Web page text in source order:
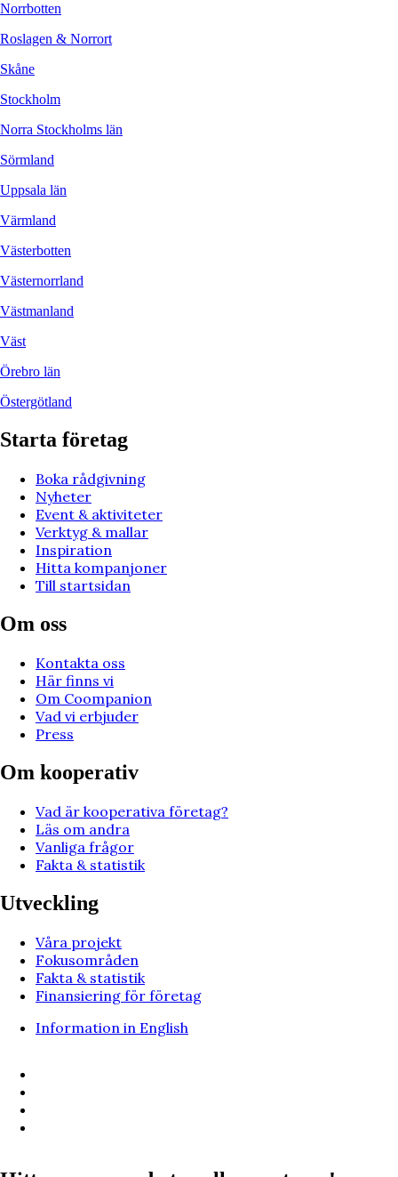
Norrbotten
Roslagen & Norrort
Skåne
Stockholm
Norra Stockholms län
Sörmland
Uppsala län
Värmland
Västerbotten
Västernorrland
Västmanland
Väst
Örebro län
Östergötland
Starta företag
Boka rådgivning
Nyheter
Event & aktiviteter
Verktyg & mallar
Inspiration
Hitta kompanjoner
Till startsidan
Om oss
Kontakta oss
Här finns vi
Om Coompanion
Vad vi erbjuder
Press
Om kooperativ
Vad är kooperativa företag?
Läs om andra
Vanliga frågor
Fakta & statistik
Utveckling
Våra projekt
Fokusområden
Fakta & statistik
Finansiering för företag
Information in English